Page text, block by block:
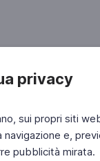
privacy
sui propri siti
navigazione e,
pubblicità mirata.